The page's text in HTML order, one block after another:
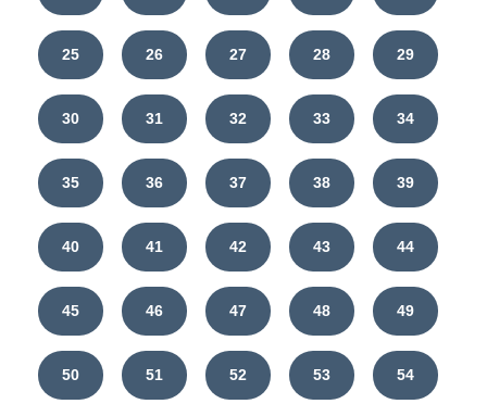
25 26 27 28 29
30 31 32 33 34
35 36 37 38 39
40 41 42 43 44
45 46 47 48 49
50 51 52 53 54